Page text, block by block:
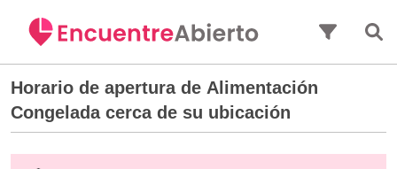
Horario de apertura de Alimentación
Congeladacerca de su ubicación